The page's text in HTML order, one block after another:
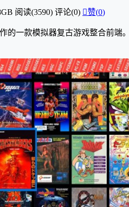
阅读(3590) 评论(0) 赞(0)
的一款模拟器复古游戏整合前